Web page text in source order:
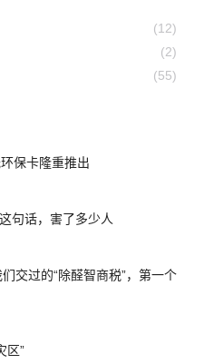
(12)
(2)
(55)
保卡隆重推出
句话，害了多少人
交过的“除醛智商税”，第一个
区”